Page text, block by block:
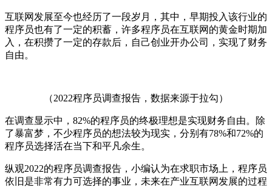
互联网发展至今也经历了一段岁月，其中，早期投入该行业的
程序员也有了一定的积蓄，许多程序员在互联网的黄金时期加
入，在积攒了一定的存款后，自己创业开办公司，实现了财务
自由。
（2022程序员调查报告，数据来源于拉勾）
在调查显示中，82%的程序员的终极理想是实现财务自由。除
了暴富梦，不少程序员的想法较为现实，分别有78%和72%的
程序员选择活在当下和平凡余生。
纵观2022的程序员调查报告，小编认为在求职市场上，程序员
依旧是非常有力可选择的事业，未来在产业互联网发展的过程